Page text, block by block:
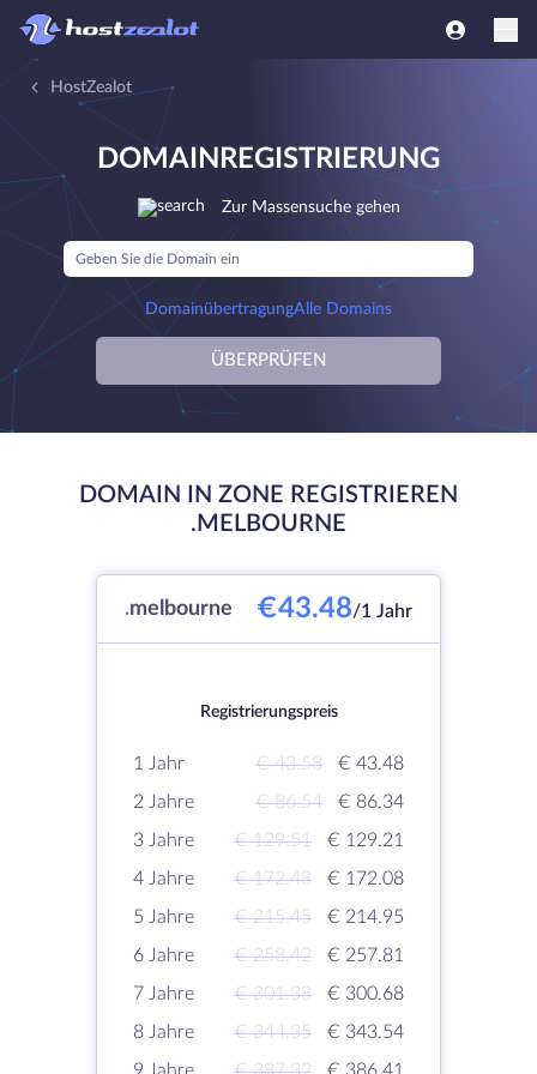
HostZealot
DOMAINREGISTRIERUNG
Zur Massensuche gehen
DomainübertragungAlle Domains
ÜBERPRÜFEN
DOMAIN IN ZONE REGISTRIEREN
.MELBOURNE
.melbourne €43.48/1 Jahr
Registrierungspreis
1 Jahr € 43.58
€ 43.48
2 Jahre
€ 86.54
€ 86.34
3 Jahre
€ 129.51
€ 129.21
4 Jahre
€ 172.48
€ 172.08
5 Jahre
€ 215.45
€ 214.95
6 Jahre
€ 258.42
€ 257.81
7 Jahre
€ 301.38
€ 300.68
8 Jahre
€ 344.35
€ 343.54